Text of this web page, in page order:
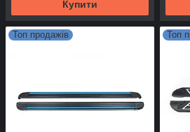
Купити
Топ продажів Топ